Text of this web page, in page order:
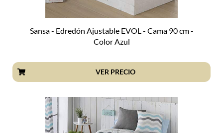
Sansa - Edredón Ajustable EVOL - Cama 90 cm -
Color Azul
VER PRECIO